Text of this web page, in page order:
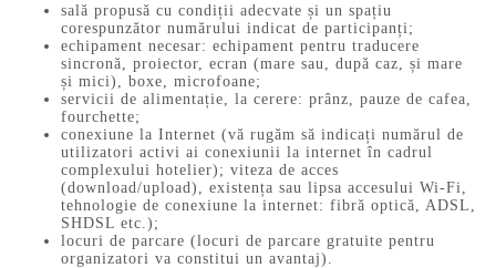
sală propusă cu condiții adecvate și un spațiu
corespunzător numărului indicat de participanți;
echipament necesar: echipament pentru traducere
sincronă, proiector, ecran (mare sau, după caz, și mare
și mici), boxe, microfoane;
servicii de alimentație, la cerere: prânz, pauze de cafea,
fourchette;
conexiune la Internet (vă rugăm să indicați numărul de
utilizatori activi ai conexiunii la internet în cadrul
complexului hotelier); viteza de acces
(download/upload), existența sau lipsa accesului Wi-Fi,
tehnologie de conexiune la internet: fibră optică, ADSL,
SHDSL etc.);
locuri de parcare (locuri de parcare gratuite pentru
organizatori va constitui un avantaj).